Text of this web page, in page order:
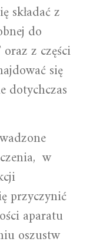
składać z
do
z części
się
dotychczas
w
przyczynić
aparatu
oszustw